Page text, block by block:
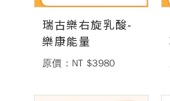
瑞古樂右旋乳酸-
樂康能量
原價：NT $3980
德風消息
所有訊息 營養知識